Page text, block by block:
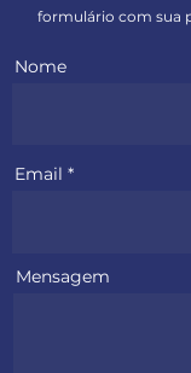
formulário com sua
Nome
Email
Mensagem